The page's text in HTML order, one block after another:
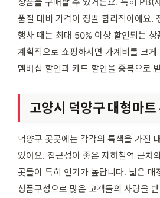
상품을 구매할 수 있거든요. 특히 PB(
품질 대비 가격이 정말 합리적이에요.
행사 때는 최대 50% 이상 할인되는 상
계획적으로 쇼핑하시면 가계비를 크
멤버십 할인과 카드 할인을 중복으로
고양시 덕양구 대형마
덕양구 곳곳에는 각각의 특색을 가진
있어요. 접근성이 좋은 지하철역 근처
곳들이 특히 인기가 높답니다. 넓은 매
상품구성으로 많은 고객들의 사랑을